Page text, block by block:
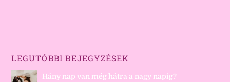
LEGUTÓBBI BEJEGYZÉSEK
Hány nap van még hátra a nagy napig?